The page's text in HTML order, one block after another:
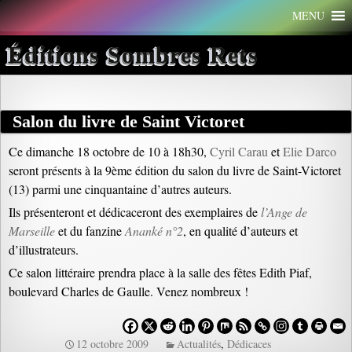
Aller
au
contenu
MENU
Éditions Sombres Rets
Salon du livre de Saint Victoret
Ce dimanche 18 octobre de 10 à 18h30, Cyril Carau etElie Darco
seront présents à la 9ème édition du salon du livre de Saint-Victoret
(13) parmi une cinquantaine d’autres auteurs.
Ils présenteront et dédicaceront des exemplaires del’Ange de
Marseilleet du fanzineAnanké n°2, en qualité d’auteurs et
d’illustrateurs.
Ce salon littéraire prendra place à la salle des fêtes Edith Piaf,
boulevard Charles de Gaulle. Venez nombreux !
12 octobre 2009 Actualités,Dédicaces